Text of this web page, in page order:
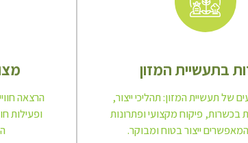
בתעשיית המזון
של תעשיית המזון: תהליכי ייצור,
בכשרות, פיקוח מקצועי ופתרונות
ייצור בטוח ומבוקר.
הרצאה
ופעילות